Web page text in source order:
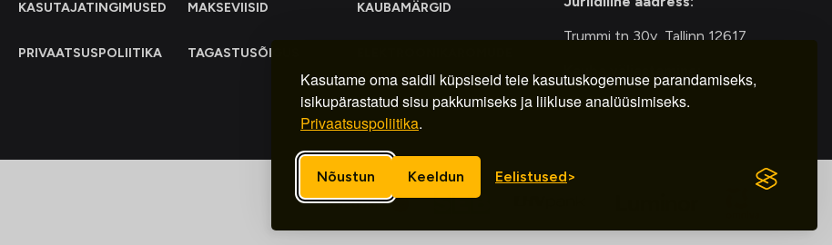
Kasutame oma saidil küpsiseid teie kasutuskogemuse parandamiseks,
isikupärastatud sisu pakkumiseks ja liikluse analüüsimiseks.
Privaatsuspoliitika.
Nõustun Keeldun Eelistused
KASUTAJATINGIMUSED MAKSEVIISID KAUBAMÄRGID
PRIVAATSUSPOLIITIKA TAGASTUSÕIGUS
KOGUMINE
Trummi tn 30y, Tallinn 12617
Kauba väljastamine:
E-R – 9.00 – 18.00